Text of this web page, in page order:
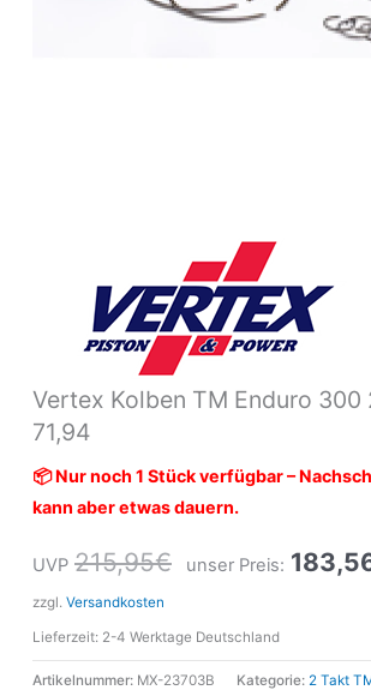
Vertex Kolben TM Enduro
71,94
📦 Nur noch 1 Stück verfügbar –
kann aber etwas dauern.
UVP 215,95€ unser Preis:
zzgl. Versandkosten
Lieferzeit: 2-4 Werktage Deutschland
Artikelnummer: MX-23703B Kategorie: 2 Takt